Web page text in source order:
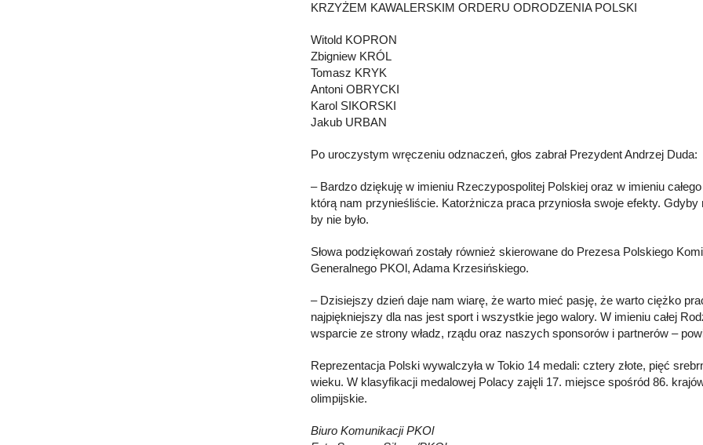
KRZYŻEM KAWALERSKIM ORDERU ODRODZENIA POLSKI
Witold KOPRON
Zbigniew KRÓL
Tomasz KRYK
Antoni OBRYCKI
Karol SIKORSKI
Jakub URBAN
Po uroczystym wręczeniu odznaczeń, głos zabrał Prezydent Andrzej Duda:
– Bardzo dziękuję w imieniu Rzeczypospolitej Polskiej oraz w imieniu
którą nam przynieśliście. Katorżnicza praca przyniosła swoje efekty.
by nie było.
Słowa podziękowań zostały również skierowane do Prezesa Polskiego
Generalnego PKOl, Adama Krzesińskiego.
– Dzisiejszy dzień daje nam wiarę, że warto mieć pasję, że warto ciężko
najpiękniejszy dla nas jest sport i wszystkie jego walory. W imieniu całej
wsparcie ze strony władz, rządu oraz naszych sponsorów i partnerów –
Reprezentacja Polski wywalczyła w Tokio 14 medali: cztery złote, pięć
wieku. W klasyfikacji medalowej Polacy zajęli 17. miejsce spośród 86.
olimpijskie.
Biuro Komunikacji PKOl